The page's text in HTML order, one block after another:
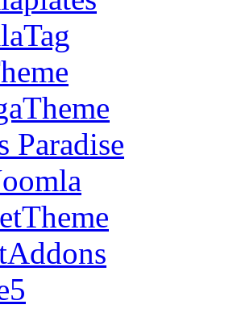
Paradise